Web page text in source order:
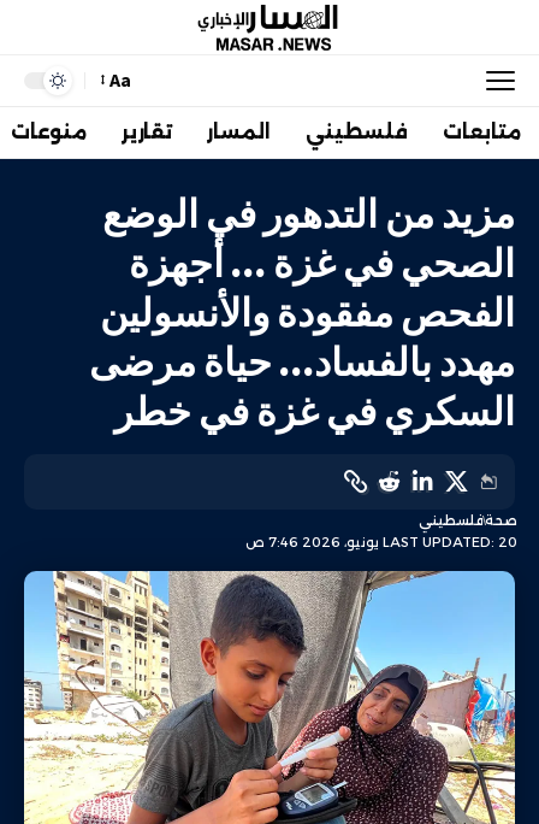
Aa
متابعات فلسطيني المسار تقارير منوعات
مزيد من التدهور في الوضع
الصحي في غزة … أجهزة
الفحص مفقودة والأنسولين
مهدد بالفساد… حياة مرضى
السكري في غزة في خطر
LAST UPDATED: 20 يونيو، 2026 7:46 ص
صحةفلسطيني